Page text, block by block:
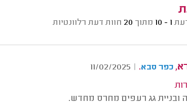
1 - 10 מתוך 20 חוות דעת רלוונטיות
כפר סבא.
|
11/02/2025
ובניית גג רעפים מחרס מחדש.